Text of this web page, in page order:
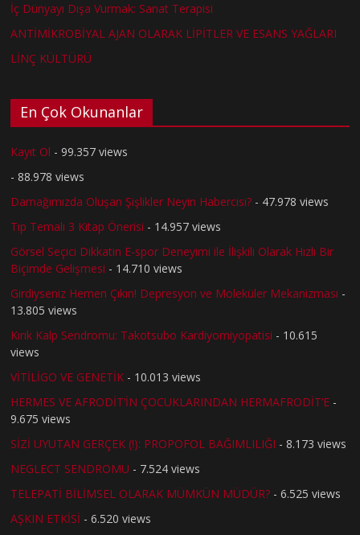
İç Dünyayı Dışa Vurmak: Sanat Terapisi
ANTİMİKROBİYAL AJAN OLARAK LİPİTLER VE ESANS YAĞLARI
LİNÇ KÜLTÜRÜ
En Çok Okunanlar
Kayıt Ol - 99.357 views
- 88.978 views
Damağımızda Oluşan Şişlikler Neyin Habercisi? - 47.978 views
Tıp Temalı 3 Kitap Önerisi - 14.957 views
Görsel Seçici Dikkatin E-spor Deneyimi ile İlişkili Olarak Hızlı Bir
Biçimde Gelişmesi - 14.710 views
Girdiyseniz Hemen Çıkın! Depresyon ve Moleküler Mekanizması -
13.805 views
Kırık Kalp Sendromu: Takotsubo Kardiyomiyopatisi - 10.615
views
VİTİLİGO VE GENETİK - 10.013 views
HERMES VE AFRODİT’İN ÇOCUKLARINDAN HERMAFRODİT’E -
9.675 views
SİZİ UYUTAN GERÇEK (!): PROPOFOL BAĞIMLILIĞI - 8.173 views
NEGLECT SENDROMU - 7.524 views
TELEPATİ BİLİMSEL OLARAK MÜMKÜN MÜDÜR? - 6.525 views
AŞKIN ETKİSİ - 6.520 views